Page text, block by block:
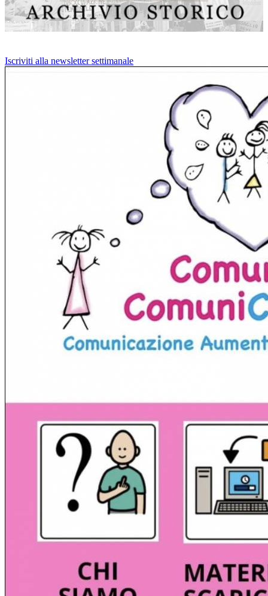
Iscriviti alla newsletter settimanale